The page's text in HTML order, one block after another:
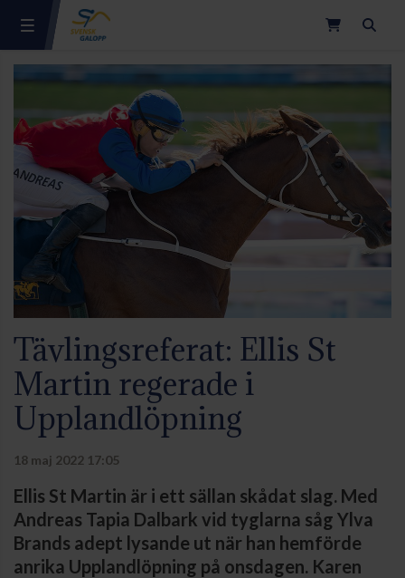
Tävlingsreferat: Ellis St
Martin regerade i
Upplandlöpning
18 maj 2022 17:05
Ellis St Martin är i ett sällan skådat slag. Med
Andreas Tapia Dalbark vid tyglarna såg Ylva
Brands adept lysande ut när han hemförde
anrika Upplandlöpning på onsdagen. Karen